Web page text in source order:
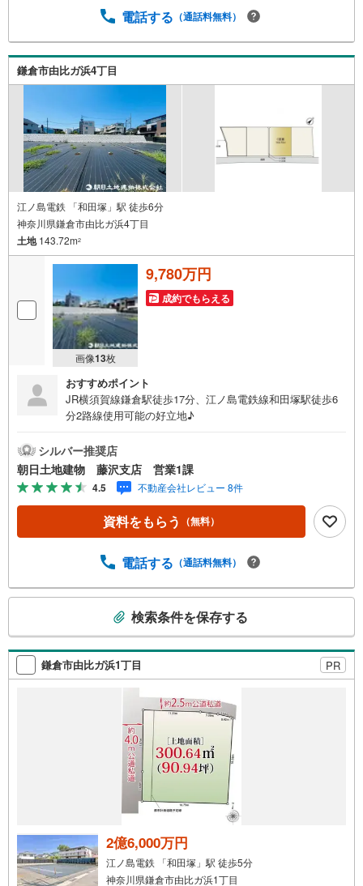
電話する （通話料無料）
鎌倉市由比ガ浜4丁目
江ノ島電鉄 「和田塚」駅 徒歩6分
神奈川県鎌倉市由比ガ浜4丁目
土地143.72m2
画像13枚
9,780万円
成約でもらえる
おすすめポイント
JR横須賀線鎌倉駅徒歩17分、江ノ島電鉄線和田塚駅徒歩6
分2路線使用可能の好立地♪
シルバー推奨店
朝日土地建物 藤沢支店 営業1課
4.5 不動産会社レビュー 8件
資料をもらう （無料）
電話する （通話料無料）
検
索
条
る
・
条
検索条件を保存する
鎌倉市由比ガ浜1丁目 PR
2億6,000万円
江ノ島電鉄 「和田塚」駅 徒歩5分
神奈川県鎌倉市由比ガ浜1丁目